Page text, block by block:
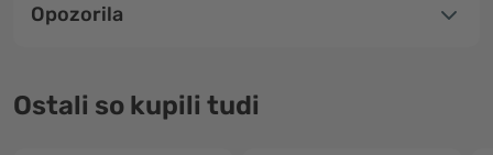
Opozorila
Ostali so kupili tudi